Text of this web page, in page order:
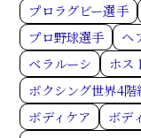
プロラグビー選手
プロ野球選手
ヘ
ベラルーシ
ホス
ボクシング世界4階
ボディケア
ボデ